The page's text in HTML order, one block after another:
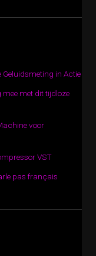
Geluidsmeting in Actie
mee met dit tijdloze
voor
VST
pas français